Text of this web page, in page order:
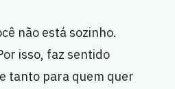
não está sozinho.
isso, faz sentido
tanto para quem quer